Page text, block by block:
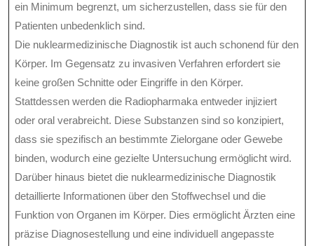
ein Minimum begrenzt, um sicherzustellen, dass sie für den
Patienten unbedenklich sind.
Die nuklearmedizinische Diagnostik ist auch schonend für den
Körper. Im Gegensatz zu invasiven Verfahren erfordert sie
keine großen Schnitte oder Eingriffe in den Körper.
Stattdessen werden die Radiopharmaka entweder injiziert
oder oral verabreicht. Diese Substanzen sind so konzipiert,
dass sie spezifisch an bestimmte Zielorgane oder Gewebe
binden, wodurch eine gezielte Untersuchung ermöglicht wird.
Darüber hinaus bietet die nuklearmedizinische Diagnostik
detaillierte Informationen über den Stoffwechsel und die
Funktion von Organen im Körper. Dies ermöglicht Ärzten eine
präzise Diagnosestellung und eine individuell angepasste